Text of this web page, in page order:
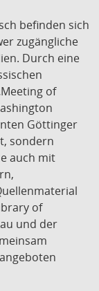
befinden sich
zugängliche
Durch eine
of
Göttinger
sondern
auch mit
of
und der